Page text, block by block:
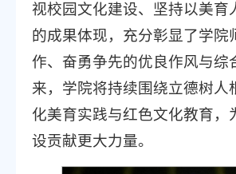
视校园文化建设、坚持以美育
的成果体现，充分彰显了学院
作、奋勇争先的优良作风与综
来，学院将持续围绕立德树人
化美育实践与红色文化教育，
设贡献更大力量。